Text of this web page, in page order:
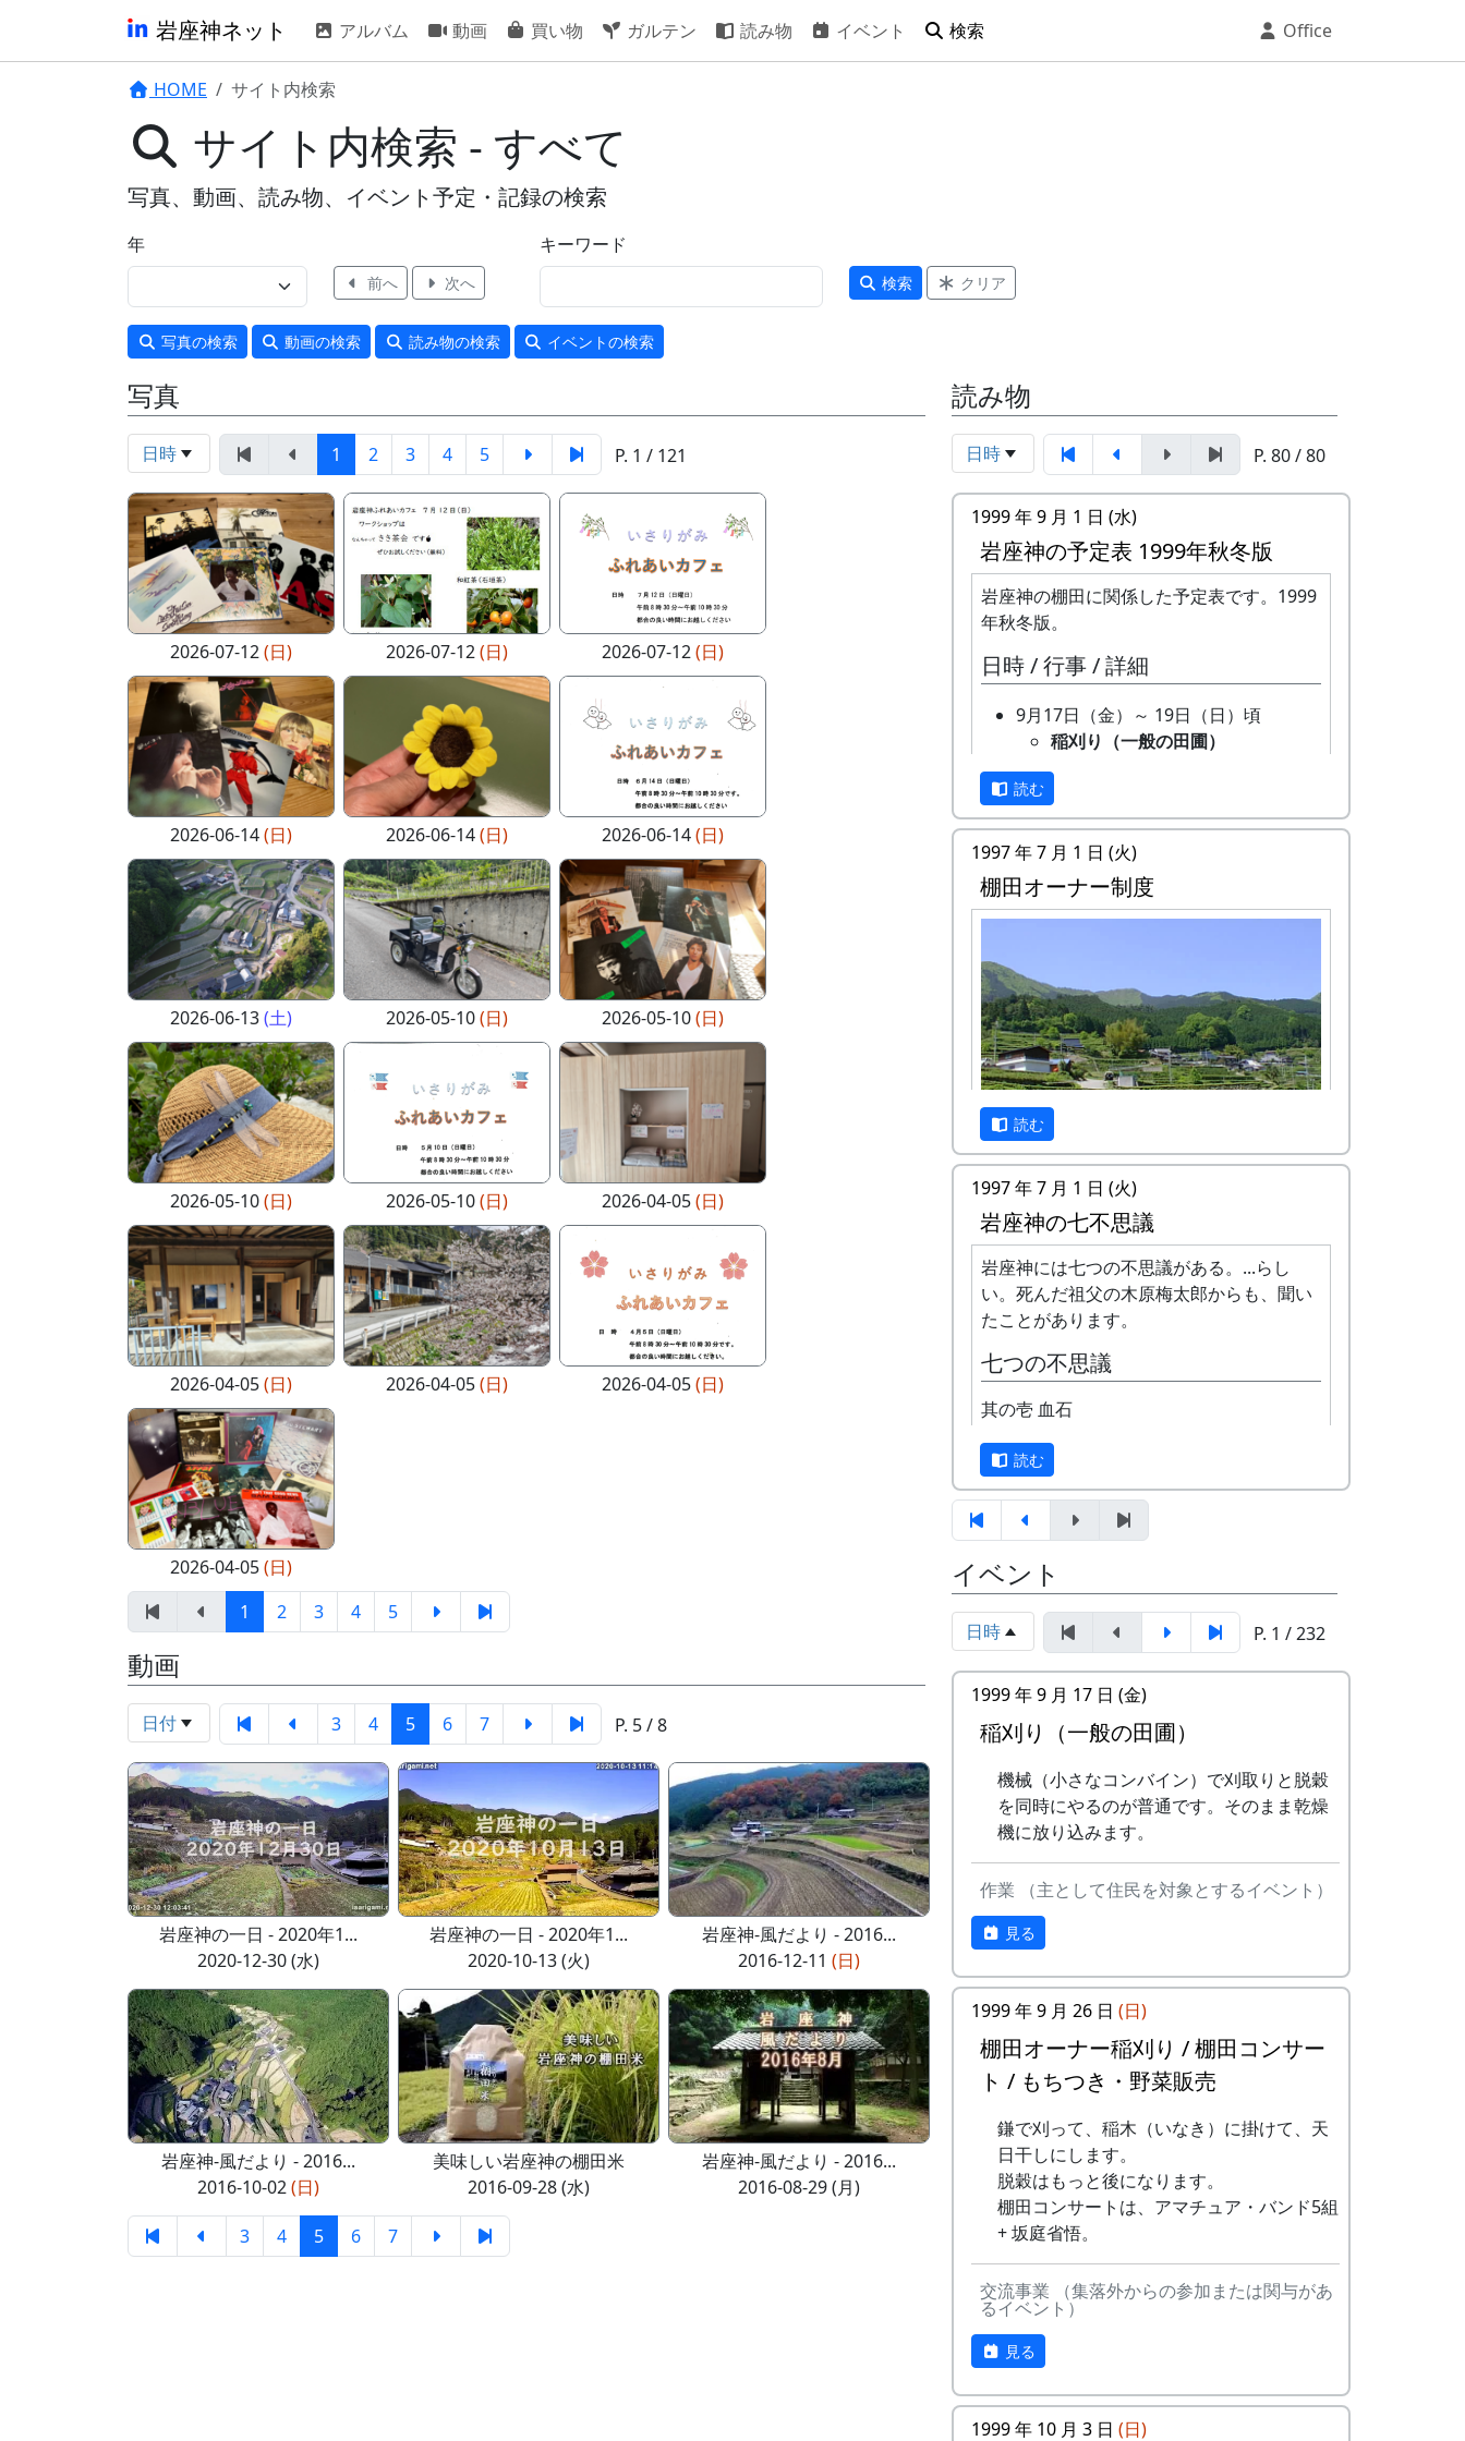
岩座神ネット アルバム 動画 買い物 ガルテン 読み物 イベント 検索 Office
HOME サイト内検索
サイト内検索 - すべて
写真、動画、読み物、イベント予定・記録の検索
年
前へ 次へ
キーワード
検索 クリア
写真の検索 動画の検索 読み物の検索 イベントの検索
写真
日時 1 2 3 4 5 P. 1 / 121
2026-07-12(日) 2026-07-12(日) 2026-07-12(日)
2026-06-14(日) 2026-06-14(日) 2026-06-14(日)
2026-06-13(土) 2026-05-10(日) 2026-05-10(日)
2026-05-10(日) 2026-05-10(日) 2026-04-05(日)
2026-04-05(日) 2026-04-05(日) 2026-04-05(日)
2026-04-05(日)
1
2 3 4 5
動画
日付 3 4 5 6 7 P. 5 / 8
岩座神の一日 - 2020年1...
2020-12-30 (水)
岩座神の一日 - 2020年1...
2020-10-13 (火)
岩座神-風だより - 2016...
2016-12-11 (日)
岩座神-風だより - 2016...
2016-10-02(日)
美味しい岩座神の棚田米
2016-09-28 (水)
岩座神-風だより - 2016...
2016-08-29 (月)
3 4 5 6 7
読み物
日時 P. 80 / 80
1999 年 9 月 1 日 (水)
岩座神の予定表 1999年秋冬版
岩座神の棚田に関係した予定表です。1999
年秋冬版。
日時 / 行事 / 詳細
9月17日（金）～ 19日（日）頃
稲刈り（一般の田圃）
が普通です。そのまま乾燥機
に放り込みます。
9月26日（日）
オーナー田の稲刈り
鎌で刈って、稲木（いなき）
す。
棚田コンサート
アマチュア・バンド５組＋坂
庭省吾。
餅つき・野菜即売
10月3日（日）
蕎麦刈り
蕎麦の刈取り。人手不足が心
配されています。（予定変
更。17日に延期されまし
た。）再度、予定変更。やっ
ぱりやります。というか、や
りました。ごめんなさい。
五霊神社秋祭り（宵宮）
10月10日（日）
五霊神社秋祭り
10月11日（祝）
オーナー田収穫祭
天日干しにした稲を脱穀し、
籾摺り（もみすり）して玄米
今日まで活躍（？）してくれ
た案山子のコンテスト。
10月17日（日）
蕎麦刈り
蕎麦の刈取り。人手不足が心
通り、３日に行われました。
12月12日（日）
注連縄作り
村老人会の指導のもと、棚田
オーナーが注連縄作りに挑戦
ますが、気のせいでしょうか。
打上げ予定が変わります。ましてや、お天
気まかせの農作物が相手ですから、これぐ
目に見てください。
読む
1997 年 7 月 1 日 (火)
棚田オーナー制度
岩座神は「日本の棚田百選」にも選ばれた
棚田の村です。
1997年から岩座神では「棚田オーナー制
度」が始まりました。
ー制度」とはどういうものか、ちょっと見
ていって下さい。
※ 以下は、主として1997年に作成し、
1998年、1999年、2002年に若干の加筆を
行ったものです。
棚田オーナー制度とは
まじめに農業に取り組み、自然とふれあう
勇気を持ち、地域になじめる方または家族
に、単に米作りを楽しむだけでなく、美し
いくことに積極的に協力してもらうために
集した。会費は5万円。
「加美町への想い」「志望動機」「自己ア
ピール」などの作文を含む申し込みアンケ
ートを書類選考し、10組が選ばれた。
特典として
一から十までプロの指導を受けて
できる。
加美町の宿泊施設が安く利用でき
る。
加美町の特産品がもらえる(1万円
相当)など。
オーナーの義務は
田んぼに入って米を作る。
自然とまじめにつきあう。
地域の人たちになじみ、仲良くす
る。
地区の美しい景観を守るため、美
田植え、ヒエ引き、月2回の草刈
り、刈り取り、稲木などは自分で
乾燥、もみすりなどは農家が行う)
など。
読む
1997 年 7 月 1 日 (火)
岩座神の七不思議
岩座神には七つの不思議がある。...らし
い。死んだ祖父の木原梅太郎からも、聞い
たことがあります。
七つの不思議
其の壱 血石
岩座神入口の道の西側、渓流に臨んで、上
面が平らで赤みを帯びた巨石があり、血石
と呼ばれている。
その昔、岩座神の神光寺が隆盛をきわめて
と、はるか南方から遺体を運んでこの寺に
葬った。その際、死人はみな一度この石の
上に置いたところから、血石の名が付けら
れたと言われる。また、一説には、死体が
あまりに重いので、この石の上で四肢を切
り離して運んだため、その血でこの石が赤
く染まったのだとも伝えられている。
其の弐 仁王門のシキミ
読む
イベント
日時 P. 1 / 232
1999 年 9 月 17 日 (金)
稲刈り（一般の田圃）
機械（小さなコンバイン）で刈取りと脱穀
を同時にやるのが普通です。そのまま乾燥
機に放り込みます。
作業 （主として住民を対象とするイベント）
見る
1999 年 9 月 26 日 (日)
棚田オーナー稲刈り / 棚田コンサー
ト / もちつき・野菜販売
鎌で刈って、稲木（いなき）に掛けて、天
日干しにします。
脱穀はもっと後になります。
棚田コンサートは、アマチュア・バンド5組
+ 坂庭省悟。
交流事業 （集落外からの参加または関与があ
るイベント）
見る
1999 年 10 月 3 日 (日)